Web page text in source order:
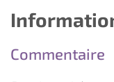
Commentaire